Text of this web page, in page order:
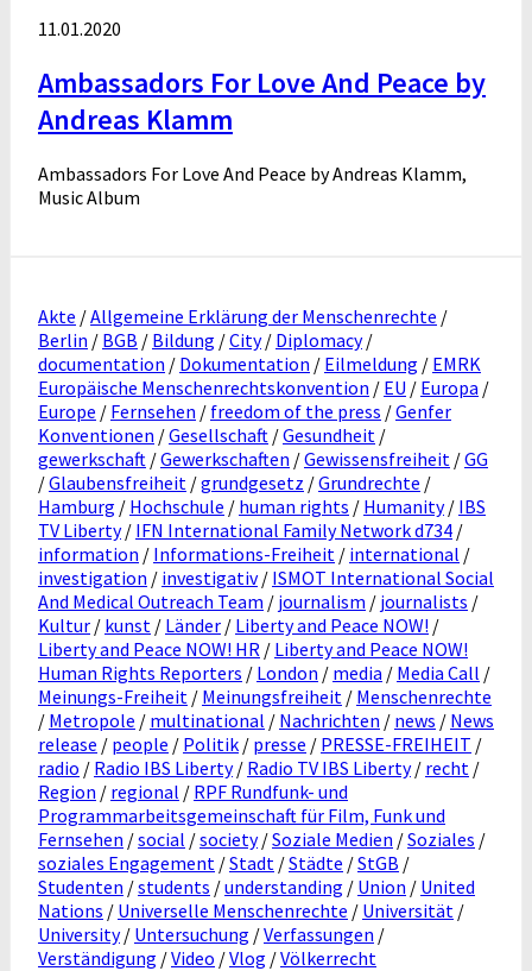
11.01.2020
Ambassadors For Love And Peace by
Andreas Klamm
Ambassadors For Love And Peace by Andreas Klamm,
Music Album
Akte /Allgemeine Erklärung der Menschenrechte /
Berlin / BGB / Bildung /City/ Diplomacy/
documentation / Dokumentation / Eilmeldung / EMRK
Europäische Menschenrechtskonvention / EU / Europa /
Europe / Fernsehen / freedom of the press /Genfer
Konventionen /Gesellschaft /Gesundheit /
gewerkschaft /Gewerkschaften /Gewissensfreiheit /GG
/Glaubensfreiheit /grundgesetz /Grundrechte /
Hamburg / Hochschule / human rights / Humanity/ IBS
TV Liberty/ IFN International Family Network d734 /
information / Informations-Freiheit / international /
investigation / investigativ/ ISMOT International Social
And Medical Outreach Team / journalism / journalists /
Kultur / kunst / Länder / Liberty and Peace NOW! /
Liberty and Peace NOW! HR / Liberty and Peace NOW!
Human Rights Reporters / London / media / Media Call /
Meinungs-Freiheit / Meinungsfreiheit / Menschenrechte
/ Metropole / multinational / Nachrichten / news / News
release / people / Politik / presse / PRESSE-FREIHEIT /
radio / Radio IBS Liberty/ Radio TV IBS Liberty/ recht /
Region / regional / RPF Rundfunk- und
Programmarbeitsgemeinschaft für Film, Funk und
Fernsehen /social /society/Soziale Medien /Soziales /
soziales Engagement /Stadt /Städte /StGB /
Studenten /students /understanding / Union / United
Nations / Universelle Menschenrechte / Universität /
University/ Untersuchung /Verfassungen /
Verständigung /Video /Vlog /Völkerrecht